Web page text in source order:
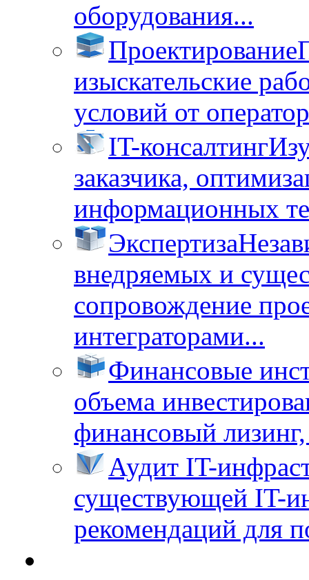
оборудования...
Проектирование
изыскательские
условий от
IT-консалтинг
заказчика,
информационных
Экспертиза
внедряемых и
сопровождение
интеграторами...
Финансовые
объема
финансовый
Аудит IT-
существующей IT-
рекомендаций для